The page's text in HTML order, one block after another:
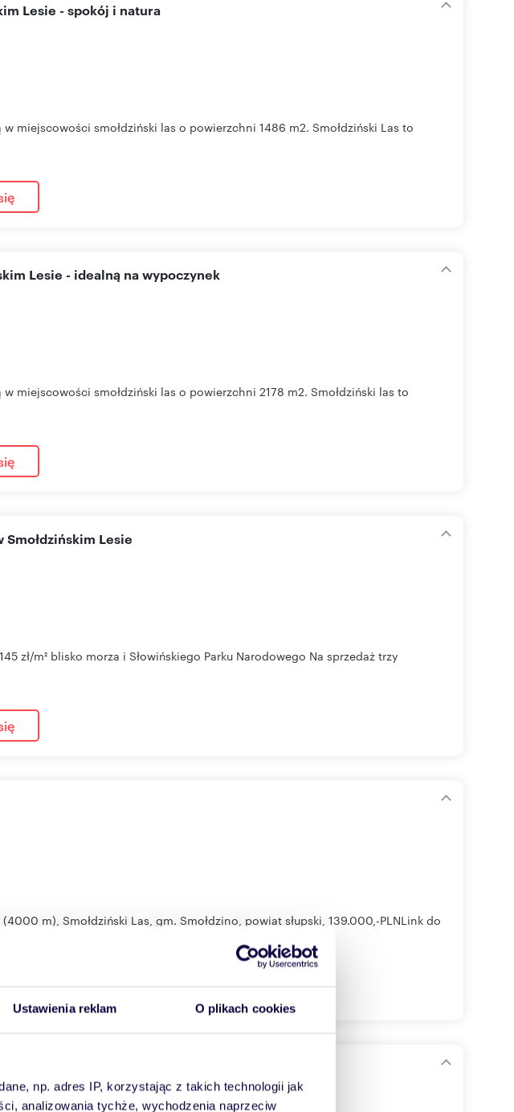
Ustawienia reklam O plikach cookies
np. adres IP, korzystając z takich technologii jak
analizowania tychże, wychodzenia naprzeciw
Lesie - spokój i natura
miejscowości smołdziński las o powierzchni 1486 m2. Smołdziński Las to
Lesie - idealną na wypoczynek
miejscowości smołdziński las o powierzchni 2178 m2. Smołdziński las to
Smołdzińskim Lesie
zł/m² blisko morza i Słowińskiego Parku Narodowego Na sprzedaż trzy
m), Smołdziński Las, gm. Smołdzino, powiat słupski, 139.000,-PLNLink do